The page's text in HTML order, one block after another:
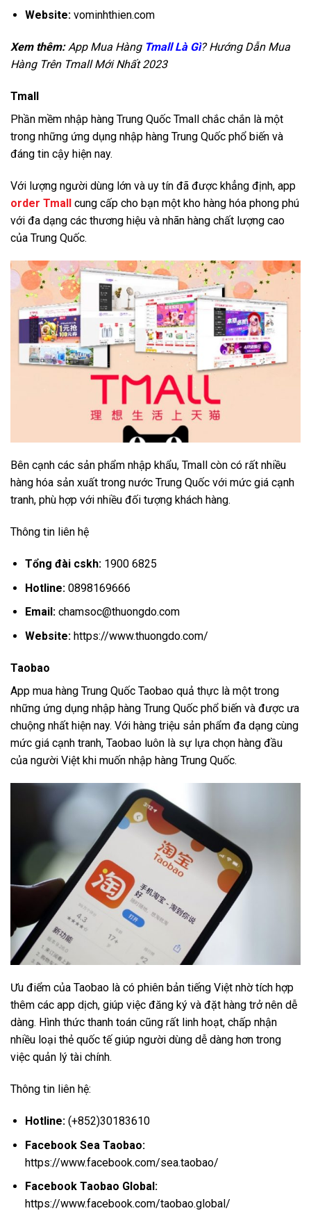
Website: vominhthien.com
Xem thêm:App Mua HàngTmall Là Gì? Hướng Dẫn Mua
Hàng Trên Tmall Mới Nhất 2023
Tmall
Phần mềm nhập hàng Trung Quốc Tmall chắc chắn là một
trong những ứng dụng nhập hàng Trung Quốc phổ biến và
đáng tin cậy hiện nay.
Với lượng người dùng lớn và uy tín đã được khẳng định, app
order Tmall cung cấp cho bạn một kho hàng hóa phong phú
với đa dạng các thương hiệu và nhãn hàng chất lượng cao
của Trung Quốc.
Bên cạnh các sản phẩm nhập khẩu, Tmall còn có rất nhiều
hàng hóa sản xuất trong nước Trung Quốc với mức giá cạnh
tranh, phù hợp với nhiều đối tượng khách hàng.
Thông tin liên hệ
Tổng đài cskh:1900 6825
Hotline:0898169666
Email: chamsoc@thuongdo.com
Website: https://www.thuongdo.com/
Taobao
App mua hàng Trung Quốc Taobao quả thực là một trong
những ứng dụng nhập hàng Trung Quốc phổ biến và được ưa
chuộng nhất hiện nay. Với hàng triệu sản phẩm đa dạng cùng
mức giá cạnh tranh, Taobao luôn là sự lựa chọn hàng đầu
của người Việt khi muốn nhập hàng Trung Quốc.
Ưu điểm của Taobao là có phiên bản tiếng Việt nhờ tích hợp
thêm các app dịch, giúp việc đăng ký và đặt hàng trở nên dễ
dàng. Hình thức thanh toán cũng rất linh hoạt, chấp nhận
nhiều loại thẻ quốc tế giúp người dùng dễ dàng hơn trong
việc quản lý tài chính.
Thông tin liên hệ:
Hotline:(+852)30183610
Facebook Sea Taobao:
https://www.facebook.com/sea.taobao/
Facebook Taobao Global:
https://www.facebook.com/taobao.global/